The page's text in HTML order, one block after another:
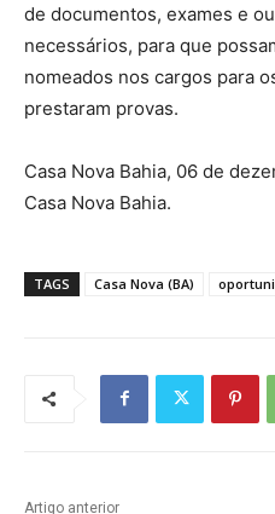
de documentos, exames e
necessários, para que
nomeados nos cargos para
prestaram provas.
Casa Nova Bahia, 06 de
Casa Nova Bahia.
TAGS Casa Nova (BA)
Artigo anterior